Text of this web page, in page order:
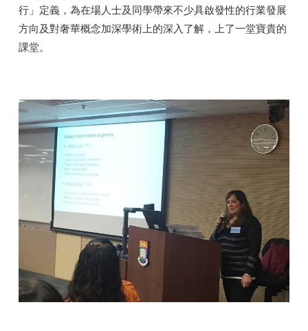
行」定義，為在場人士及同學帶來不少具啟發性的行業發展
方向及對奢華概念加深學術上的深入了解，上了一堂寶貴的
課堂。